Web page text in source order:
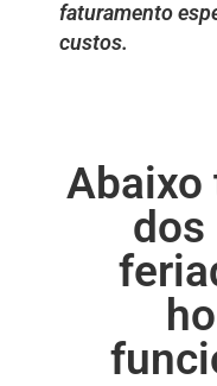
faturamento
custos.
Abaixo
dos